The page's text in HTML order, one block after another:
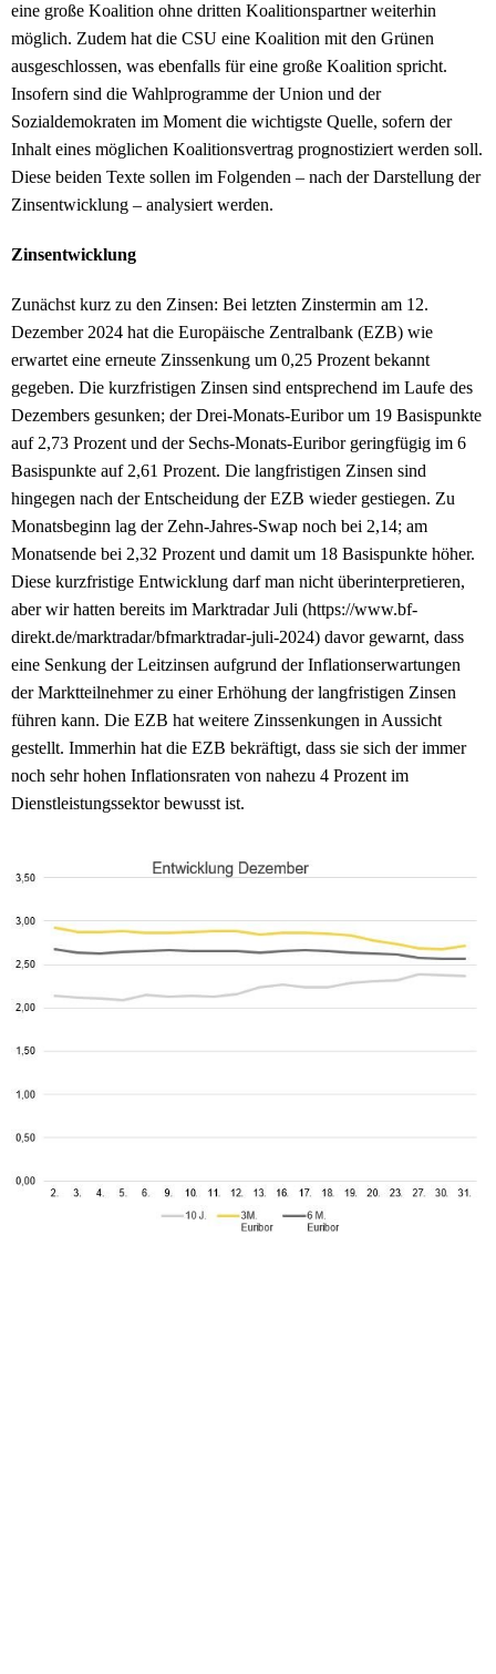
eine große Koalition ohne dritten Koalitionspartner weiterhin
möglich. Zudem hat die CSU eine Koalition mit den Grünen
ausgeschlossen, was ebenfalls für eine große Koalition spricht.
Insofern sind die Wahlprogramme der Union und der
Sozialdemokraten im Moment die wichtigste Quelle, sofern der
Inhalt eines möglichen Koalitionsvertrag prognostiziert werden soll.
Diese beiden Texte sollen im Folgenden – nach der Darstellung der
Zinsentwicklung – analysiert werden.
Zinsentwicklung
Zunächst kurz zu den Zinsen: Bei letzten Zinstermin am 12.
Dezember 2024 hat die Europäische Zentralbank (EZB) wie
erwartet eine erneute Zinssenkung um 0,25 Prozent bekannt
gegeben. Die kurzfristigen Zinsen sind entsprechend im Laufe des
Dezembers gesunken; der Drei-Monats-Euribor um 19 Basispunkte
auf 2,73 Prozent und der Sechs-Monats-Euribor geringfügig im 6
Basispunkte auf 2,61 Prozent. Die langfristigen Zinsen sind
hingegen nach der Entscheidung der EZB wieder gestiegen. Zu
Monatsbeginn lag der Zehn-Jahres-Swap noch bei 2,14; am
Monatsende bei 2,32 Prozent und damit um 18 Basispunkte höher.
Diese kurzfristige Entwicklung darf man nicht überinterpretieren,
aber wir hatten bereits im Marktradar Juli (https://www.bf-
direkt.de/marktradar/bfmarktradar-juli-2024) davor gewarnt, dass
eine Senkung der Leitzinsen aufgrund der Inflationserwartungen
der Marktteilnehmer zu einer Erhöhung der langfristigen Zinsen
führen kann. Die EZB hat weitere Zinssenkungen in Aussicht
gestellt. Immerhin hat die EZB bekräftigt, dass sie sich der immer
noch sehr hohen Inflationsraten von nahezu 4 Prozent im
Dienstleistungssektor bewusst ist.